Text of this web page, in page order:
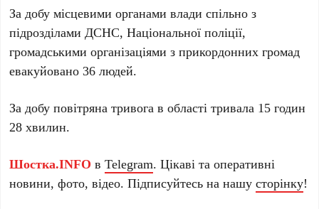
За добу місцевими органами влади спільно з
підрозділами ДСНС, Національної поліції,
громадськими організаціями з прикордонних громад
евакуйовано 36 людей.
За добу повітряна тривога в області тривала 15 годин
28 хвилин.
Шостка.INFO вTelegram. Цікаві та оперативні
новини, фото, відео. Підписуйтесь на нашусторінку!